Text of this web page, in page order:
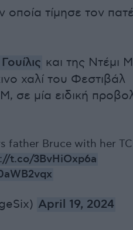
οποία τίμησε τον
και της Ντέμι
χαλί του Φεστιβάλ
σε μία ειδική
father Bruce with her
t.co/3BvHiOxp6a
April 19, 2024